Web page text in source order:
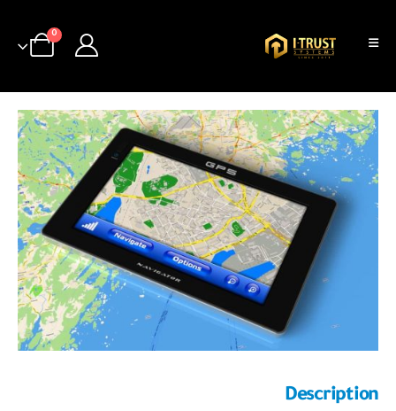
0
Description